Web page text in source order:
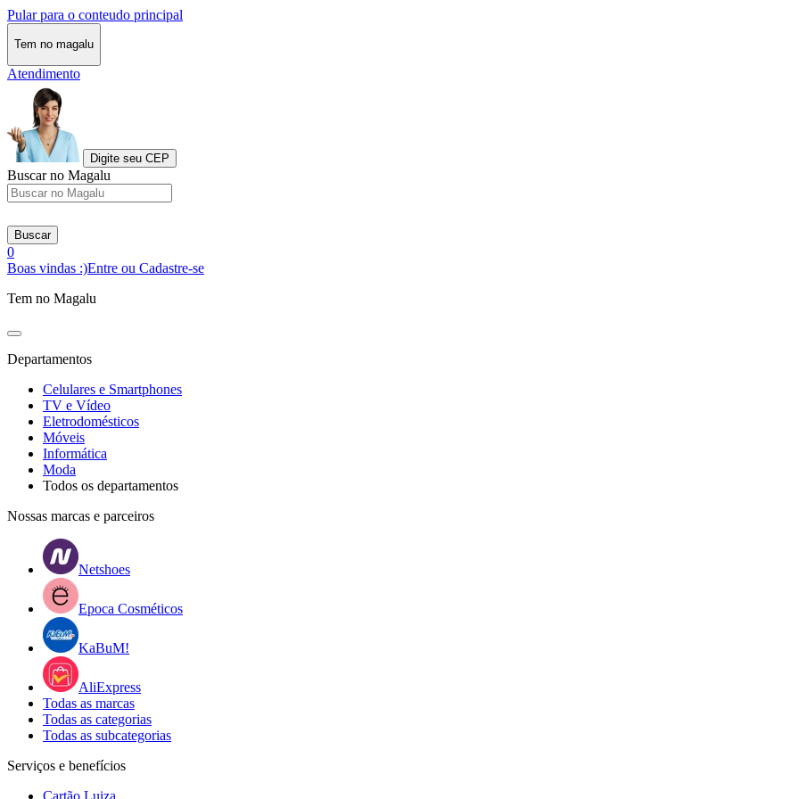
Pular para o conteudo principal
Tem no magalu
Atendimento
Digite seu CEP
Buscar no Magalu
Buscar
0
Boas vindas :)Entre ou Cadastre-se
Tem no Magalu
Departamentos
Celulares e Smartphones
TV e Vídeo
Eletrodomésticos
Móveis
Informática
Moda
Todos os departamentos
Nossas marcas e parceiros
Netshoes
Epoca Cosméticos
KaBuM!
AliExpress
Todas as marcas
Todas as categorias
Todas as subcategorias
Serviços e benefícios
Cartão Luiza